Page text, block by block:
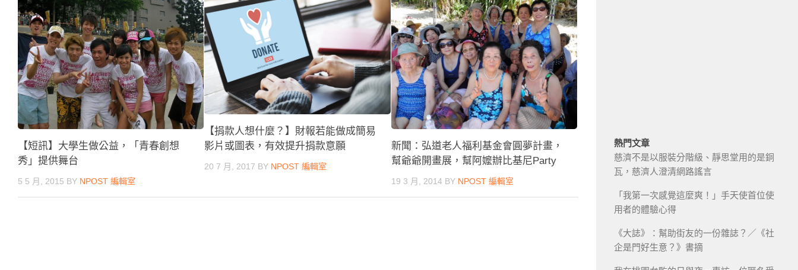
【短訊】大學生做公益，「青春創想
秀」提供舞台
5 5 月, 2015 BY NPOST 編輯室
【捐款人想什麼？】財報若能做成簡易
影片或圖表，有效提升捐款意願
20 7 月, 2017 BY NPOST 編輯室
新聞：弘道老人福利基金會圓夢計畫，
幫爺爺開畫展，幫阿嬤辦比基尼Party
19 3 月, 2014BY NPOST 編輯室
熱門文章
慈濟不是以服裝分階級、靜思堂用的是銅
瓦，慈濟人澄清網路謠言
「我第一次感覺這麼爽！」手天使首位使
用者的體驗心得
《大誌》：幫助街友的一份雜誌？／《社
企是門好生意？》書摘